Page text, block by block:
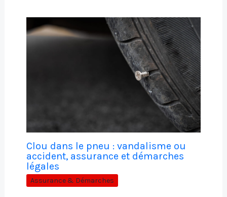
Clou dans le pneu : vandalisme ou
accident, assurance et démarches
légales
Assurance & Démarches